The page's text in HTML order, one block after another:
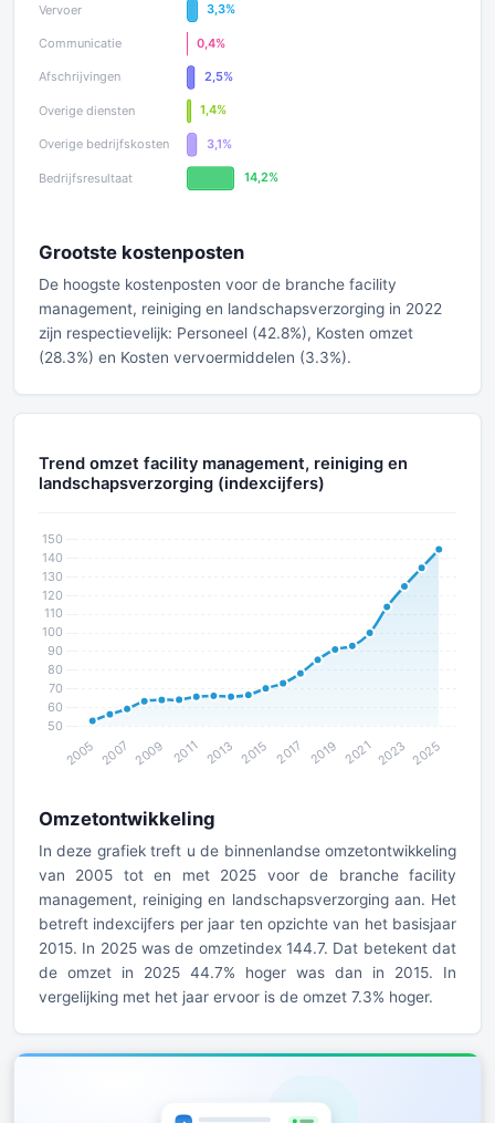
Grootste kostenposten
De hoogste kostenposten voor de branche facility
management, reiniging en landschapsverzorging in 2022
zijn respectievelijk: Personeel (42.8%), Kosten omzet
(28.3%) en Kosten vervoermiddelen (3.3%).
Trend omzet facility management, reiniging en
landschapsverzorging (indexcijfers)
Omzetontwikkeling
In deze grafiek treft u de binnenlandse omzetontwikkeling
van 2005 tot en met 2025 voor de branche facility
management, reiniging en landschapsverzorging aan. Het
betreft indexcijfers per jaar ten opzichte van het basisjaar
2015. In 2025 was de omzetindex 144.7. Dat betekent dat
de omzet in 2025 44.7% hoger was dan in 2015. In
vergelijking met het jaar ervoor is de omzet 7.3% hoger.